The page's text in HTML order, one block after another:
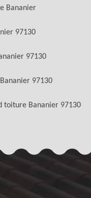
Bananier
97130
97130
97130
toiture Bananier 97130